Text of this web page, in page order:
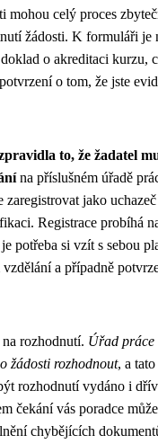
mohou celý proces
žádosti. K formuláři je
o akreditaci kurzu,
o tom, že jste
to, že žadatel
na příslušném úřadě
zaregistrovat jako
Registrace probíhá
potřeba si vzít s sebou
a případně
rozhodnutí. Úřad práce
žádosti rozhodnout, a
rozhodnutí vydáno i
čekání vás poradce
chybějících